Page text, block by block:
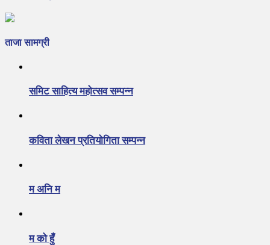
ताजा सामग्री
समिट साहित्य महोत्सव सम्पन्न
कविता लेखन प्रतियोगिता सम्पन्न
म अनि म
म को हुँ